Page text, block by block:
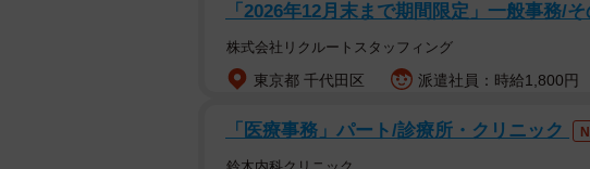
「2026年12月末まで期間限定」一般事務/
株式会社リクルートスタッフィング
東京都 千代田区 派遣社員：時給1,800円
「医療事務」パート/診療所・クリニック